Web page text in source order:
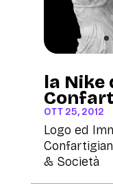
la Nike
OTT 25, 2012
Logo ed
& Società